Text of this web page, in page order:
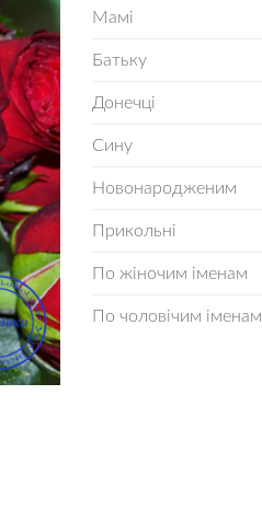
Мамі
Батьку
Донечці
Сину
Новонародженим
Прикольні
По жіночим іменам
По чоловічим іменам